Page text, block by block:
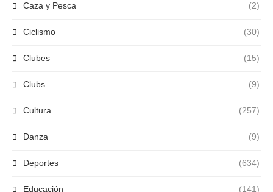
Caza y Pesca (2)
Ciclismo (30)
Clubes (15)
Clubs (9)
Cultura (257)
Danza (9)
Deportes (634)
Educación (141)